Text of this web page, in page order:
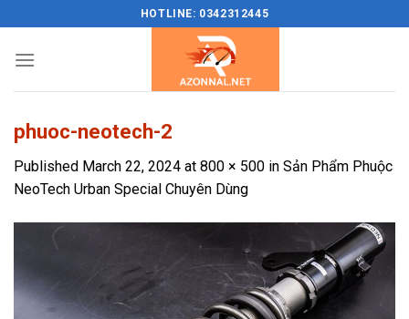
content
HOTLINE: 0342312445
phuoc-neotech-2
Published March 22, 2024 at 800 × 500 in Sản Phẩm Phuộc
NeoTech Urban Special Chuyên Dùng